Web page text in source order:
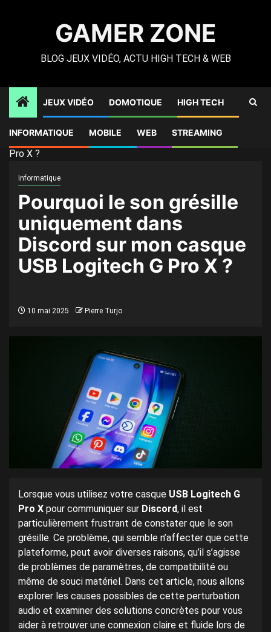
GAMER ZONE
BLOG JEUX VIDÉO, ACTU HIGH TECH & WEB
JEUX VIDÉO DOMOTIQUE HIGH TECH
INFORMATIQUE MOBILE WEB STREAMING
uniquement dans Discord sur mon casque USB Logitech G
Pro X ?
Informatique
Pourquoi le son grésille
uniquement dans
Discord sur mon casque
USB Logitech G Pro X ?
10 mai 2025 Pierre Turjo
Lorsque vous utilisez votre casque USB Logitech G
Pro X pour communiquer sur Discord, il est
particulièrement frustrant de constater que le son
grésille. Ce problème, qui semble n’affecter que cette
plateforme, peut avoir diverses raisons, qu’il s’agisse
de problèmes de paramètres, de compatibilité ou
même de souci matériel. Dans cet article, nous allons
explorer les causes possibles de cette perturbation
audio et examiner des solutions concrètes pour vous
aider à retrouver une connexion claire et fluide lors de